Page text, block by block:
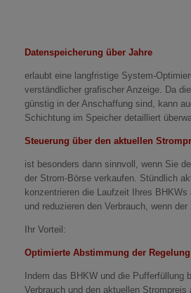
Datenspeicherung über Jahre
erlaubt eine langfristige System-
verständlicher grafischer Anzeige. Da
günstig in der Anschaffung sind, kann
Schichtung im Speicher detailliert
Steuerung über den aktuellen
ist besonders dann sinnvoll, wenn Sie
der Strom-Börse verkaufen. Stündlich
konzentrieren die Laufzeit Ihres
und reduzieren den Verbrauch, wenn
Ihr Vorteil:
Optimierte Abstimmung der
Indem das BHKW und die Pufferfüllung
Verbrauch und den aktuellen Strompreis